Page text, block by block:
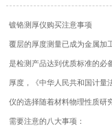
镀铬测厚仪购买注意事项
覆层的厚度测量已成为金属加
是检测产品达到优质标准的必
厚度，《中华人民共和国计量
仪的选择随着材料物理性质研
需要注意的八大事项：